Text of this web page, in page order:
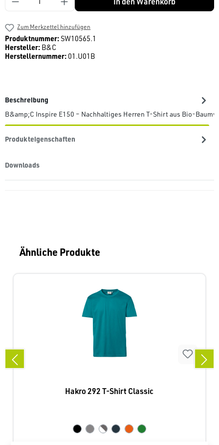
Zum Merkzettel hinzufügen
Produktnummer:SW10565.1
Hersteller: B&C
Herstellernummer: 01.U01B
Beschreibung
B&amp;C Inspire E150 – Nachhaltiges Herren T-Shirt aus Bio-
Produkteigenschaften
Downloads
Produktgalerie überspringen
Ähnliche Produkte
Hakro 292 T-Shirt Classic